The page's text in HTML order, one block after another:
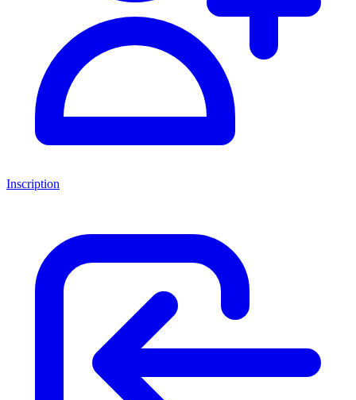
Inscription